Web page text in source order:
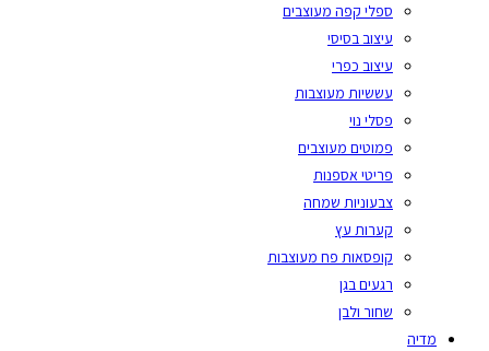
ספלי קפה מעוצבים
עיצוב בסיסי
עיצוב כפרי
עששיות מעוצבות
פסלי נוי
פמוטים מעוצבים
פריטי אספנות
צבעוניות שמחה
קערות עץ
קופסאות פח מעוצבות
רגעים בגן
שחור ולבן
מדיה